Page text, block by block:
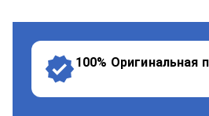
100% Оригинальная